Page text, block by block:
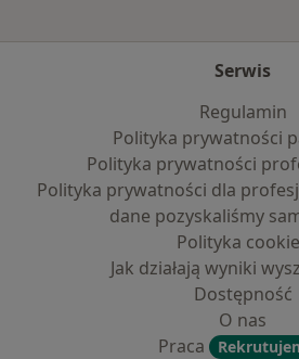
Serwis
Regulamin
Polityka prywatności
Polityka prywatności
Polityka prywatności dla
dane pozyskaliśmy
Polityka
Jak działają wyniki
Dostępność
O nas
Praca